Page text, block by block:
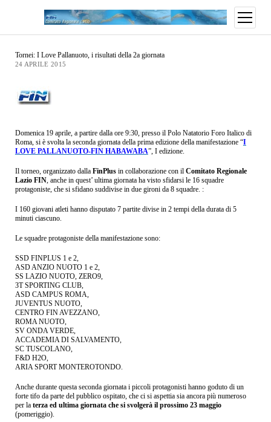
Tornei: I Love Pallanuoto, i risultati della 2a giornata
24 APRILE 2015
Domenica 19 aprile, a partire dalla ore 9:30, presso il Polo Natatorio Foro Italico di
Roma, si è svolta la seconda giornata della prima edizione della manifestazione “I
LOVE PALLANUOTO-FIN HABAWABA”, I edizione.
Il torneo, organizzato dalla FinPlusin collaborazione con il Comitato Regionale
Lazio FIN, anche in quest’ ultima giornata ha visto sfidarsi le 16 squadre
protagoniste, che si sfidano suddivise in due gironi da 8 squadre. :
I 160 giovani atleti hanno disputato 7 partite divise in 2 tempi della durata di 5
minuti ciascuno.
Le squadre protagoniste della manifestazione sono:
SSD FINPLUS 1 e 2,
ASD ANZIO NUOTO 1 e 2,
SS LAZIO NUOTO, ZERO9,
3T SPORTING CLUB,
ASD CAMPUS ROMA,
JUVENTUS NUOTO,
CENTRO FIN AVEZZANO,
ROMA NUOTO,
SV ONDA VERDE,
ACCADEMIA DI SALVAMENTO,
SC TUSCOLANO,
F&D H2O,
ARIA SPORT MONTEROTONDO.
Anche durante questa seconda giornata i piccoli protagonisti hanno goduto di un
forte tifo da parte del pubblico ospitato, che ci si aspettia sia ancora più numeroso
per la terza ed ultima giornata che si svolgerà il prossimo 23 maggio
(pomeriggio).